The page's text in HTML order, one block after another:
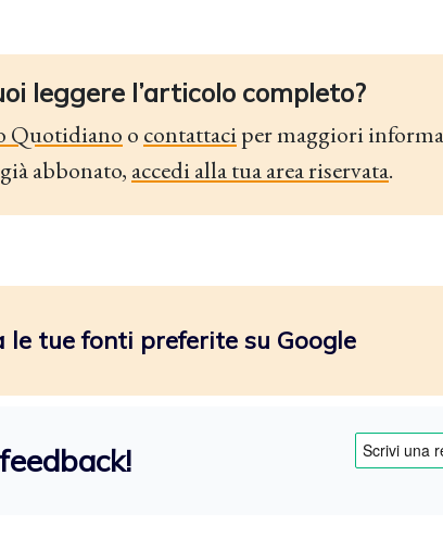
leggere l’articolo completo?
Quotidiano o contattaciper maggiori
abbonato, accedi alla tua area riservata.
tue fonti preferite su Google